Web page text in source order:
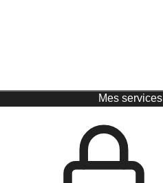
Mes services